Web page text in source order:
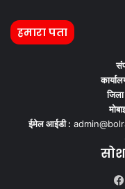
हमारा पता
ईमेल आईडी :